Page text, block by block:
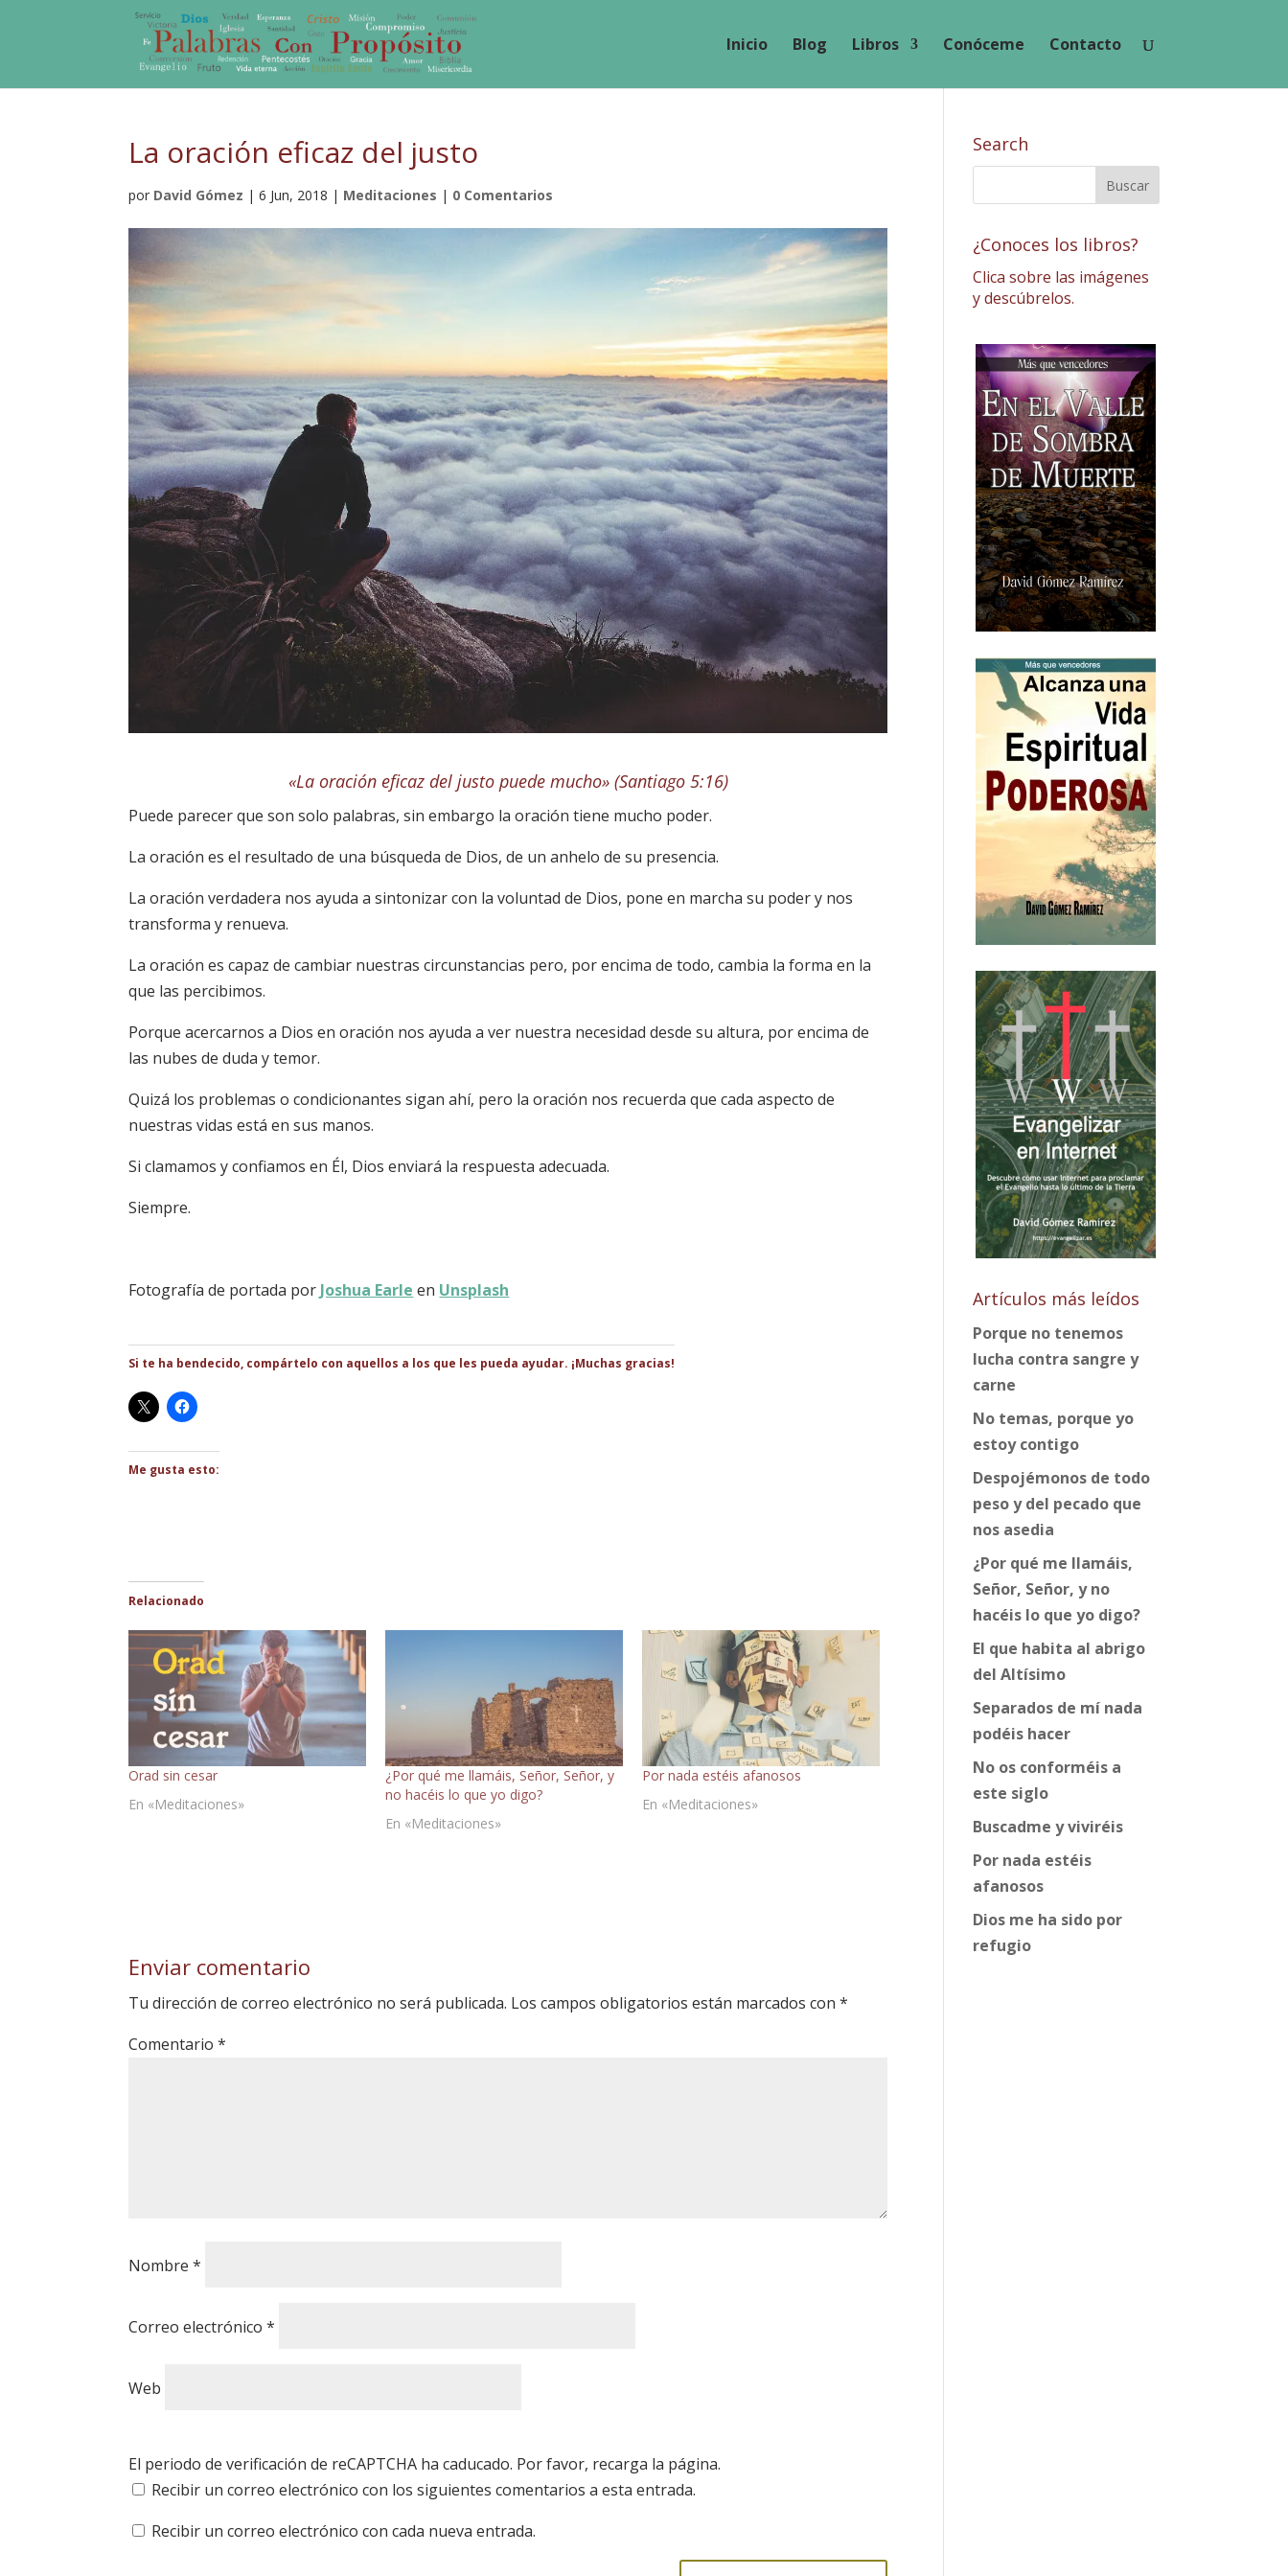
Inicio Blog Libros Conóceme Contacto
La oración eficaz del justo
por David Gómez |6 Jun, 2018 | Meditaciones | 0 Comentarios
«La oración eficaz del justo puede mucho» (Santiago 5:16)
Puede parecer que son solo palabras, sin embargo la oración tiene mucho poder.
La oración es el resultado de una búsqueda de Dios, de un anhelo de su presencia.
La oración verdadera nos ayuda a sintonizar con la voluntad de Dios, pone en marcha su poder y nos
transforma y renueva.
La oración es capaz de cambiar nuestras circunstancias pero, por encima de todo, cambia la forma en la
que las percibimos.
Porque acercarnos a Dios en oración nos ayuda a ver nuestra necesidad desde su altura, por encima de
las nubes de duda y temor.
Quizá los problemas o condicionantes sigan ahí, pero la oración nos recuerda que cada aspecto de
nuestras vidas está en sus manos.
Si clamamos y confiamos en Él, Dios enviará la respuesta adecuada.
Siempre.
Fotografía de portada por Joshua Earle en Unsplash
Si te ha bendecido, compártelo con aquellos a los que les pueda ayudar. ¡Muchas gracias!
Me gusta esto:
Relacionado
Orad sin cesar
En «Meditaciones»
¿Por qué me llamáis, Señor, Señor, y
no hacéis lo que yo digo?
En «Meditaciones»
Por nada estéis afanosos
En «Meditaciones»
Enviar comentario
Tu dirección de correo electrónico no será publicada. Los campos obligatorios están marcados con*
Comentario*
Nombre*
Correo electrónico*
Web
El periodo de verificación de reCAPTCHA ha caducado. Por favor, recarga la página.
Recibir un correo electrónico con los siguientes comentarios a esta entrada.
Recibir un correo electrónico con cada nueva entrada.
Search
¿Conoces los libros?
Clica sobre las imágenes
y descúbrelos.
Artículos más leídos
Porque no tenemos
lucha contra sangre y
carne
No temas, porque yo
estoy contigo
Despojémonos de todo
peso y del pecado que
nos asedia
¿Por qué me llamáis,
Señor, Señor, y no
hacéis lo que yo digo?
El que habita al abrigo
del Altísimo
Separados de mí nada
podéis hacer
No os conforméis a
este siglo
Buscadme y viviréis
Por nada estéis
afanosos
Dios me ha sido por
refugio